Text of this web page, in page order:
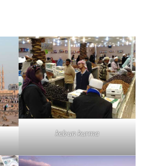
kebun kurma